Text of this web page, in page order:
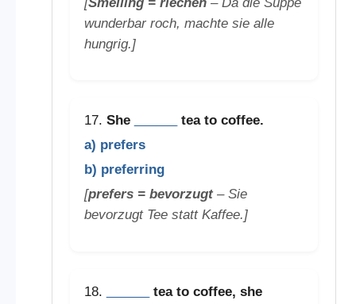
wunderbar roch, machte sie alle
hungrig.]
17. She
tea to coffee.
a) prefers
b) preferring
[prefers = bevorzugt– Sie
bevorzugt Tee statt Kaffee.]
18.
tea to coffee, she